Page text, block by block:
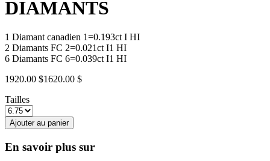
DIAMANTS
1 Diamant canadien 1=0.193ct I HI
2 Diamants FC 2=0.021ct I1 HI
6 Diamants FC 6=0.039ct I1 HI
1920.00 $1620.00 $
Tailles
Ajouter au panier
En savoir plus sur